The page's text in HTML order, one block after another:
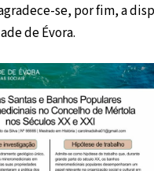
se, por fim, a
de Évora.